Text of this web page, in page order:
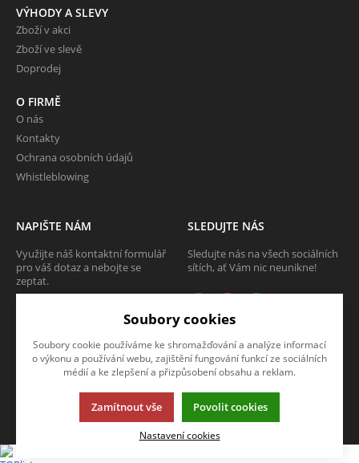
VÝHODY A SLEVY
Zboží v akci
Zboží ve slevě
Doprodej
O FIRMĚ
O nás
Kontakty
Ochrana osobních údajů
Whistleblowing
NAPIŠTE NÁM
Využijte náš kontaktní formulář
pro váš dotaz a nebojte se
zeptat.
SLEDUJTE NÁS
Sledujte nás na všech sociálních
sítích, ať Vám nic neunikne!
© 2013-2026 Internetový obchod TECAM PCV a.s.
K2 e-shop - První e-shop, který uřídí celou vaši firmu.
Soubory cookies
Soubory cookie používáme ke shromažďování a analýze informací
o výkonu a používání webu, zajištění fungování funkcí ze sociálních
médií a ke zlepšení a přizpůsobení obsahu a reklam.
Zamítnout vše Povolit cookies
Nastavení cookies